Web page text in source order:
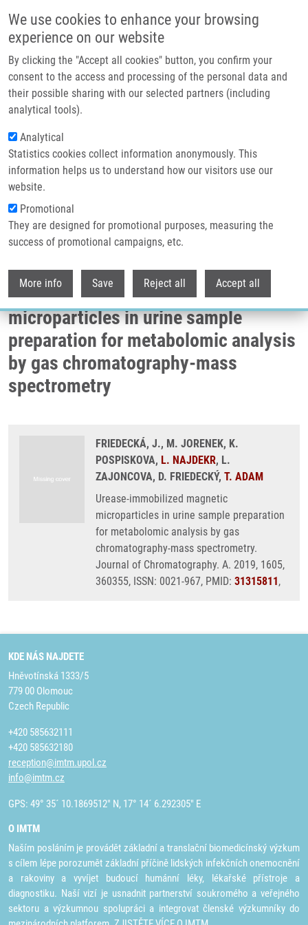
We use cookies to enhance your browsing
experience on our website
By clicking the "Accept all cookies" button, you confirm your
consent to the access and processing of the personal data and
their possible sharing with our selected partners (including
analytical tools).
Analytical
Statistics cookies collect information anonymously. This
information helps us to understand how our visitors use our
website.
Promotional
They are designed for promotional purposes, measuring the
success of promotional campaigns, etc.
More info Save Reject all Accept all
Header image
Drobečková navigace
Domů
Urease-immobilized Magnetic Microparticles In Urine Sample
Preparation For Metabolomic Analysis By Gas Chromatography-mass
Urease-immobilized magnetic
microparticles in urine sample
preparation for metabolomic analysis
by gas chromatography-mass
spectrometry
FRIEDECKÁ, J., M. JORENEK, K.
POSPISKOVA, L. NAJDEKR, L.
ZAJONCOVA, D. FRIEDECKÝ, T. ADAM
Urease-immobilized magnetic
microparticles in urine sample preparation
for metabolomic analysis by gas
chromatography-mass spectrometry.
Journal of Chromatography. A. 2019, 1605,
360355, ISSN: 0021-967, PMID: 31315811,
KDE NÁS NAJDETE
Hněvotínská 1333/5
779 00 Olomouc
Czech Republic
+420 585632111
+420 585632180
reception@imtm.upol.cz
info@imtm.cz
GPS: 49° 35´ 10.1869512" N, 17° 14´ 6.292305" E
O IMTM
Naším posláním je provádět základní a translační biomedicínský výzkum
s cílem lépe porozumět základní příčině lidských infekčních onemocnění
a rakoviny a vyvíjet budoucí humánní léky, lékařské přístroje a
diagnostiku. Naší vizí je usnadnit partnerství soukromého a veřejného
sektoru a výzkumnou spolupráci a integrovat členské výzkumníky do